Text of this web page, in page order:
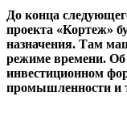
До конца
проекта «Кортеж»
назначения. Там
режиме времени.
инвестиционном
промышленности и